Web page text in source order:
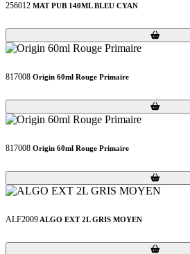
256012 MAT PUB 140ML BLEU CYAN
Loading...
Loading...
817008 Origin 60ml Rouge Primaire
Loading...
Loading...
817008 Origin 60ml Rouge Primaire
Loading...
Loading...
ALF2009 ALGO EXT 2L GRIS MOYEN
Loading...
Loading...